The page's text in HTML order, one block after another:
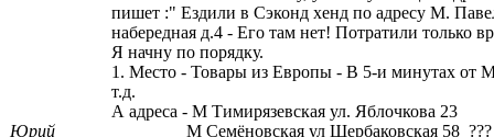
Юрий
пишет :" Ездили в Сэконд хенд по адресу М.
набередная д.4 - Его там нет! Потратили только
Я начну по порядку.
1. Место - Товары из Европы - В 5-и минутах от М
т.д.
А адреса - М Тимирязевская ул. Яблочкова 23
М Семёновская ул Щербаковская 58 ???